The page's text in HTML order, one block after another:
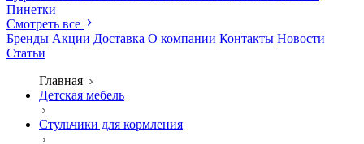
Пинетки
Смотреть все
Бренды Акции Доставка О компании Контакты Новости
Статьи
Главная
Детская мебель
Стульчики для кормления